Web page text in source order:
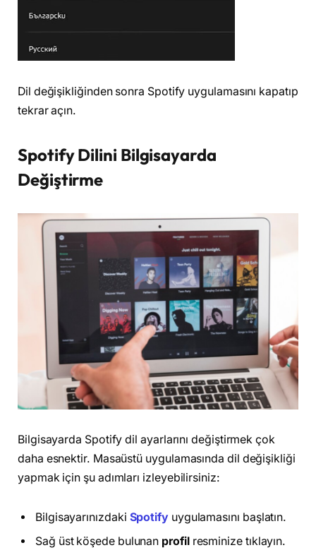
Dil değişikliğinden sonra Spotify uygulamasını kapatıp
tekrar açın.
Spotify Dilini Bilgisayarda
Değiştirme
Bilgisayarda Spotify dil ayarlarını değiştirmek çok
daha esnektir. Masaüstü uygulamasında dil değişikliği
yapmak için şu adımları izleyebilirsiniz:
Bilgisayarınızdaki Spotify uygulamasını başlatın.
Sağ üst köşede bulunan profil resminize tıklayın.